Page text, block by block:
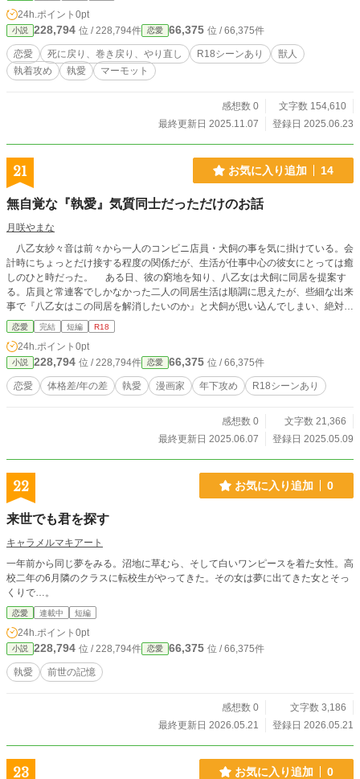
叶えるべく、彼を助けていく。 ○執愛系の作品（これはもう
譲れません）。 ○R18要素強めの作品ですので、苦手な人は
ご注意を。
24h.ポイント 0pt
小説 228,794 位 / 228,794件 恋愛 66,375 位 / 66,375件
恋愛 死に戻り、巻き戻り、やり直し R18シーンあり
獣人
執着攻め
執愛 マーモット
感想数 0
文字数 154,610
最終更新日 2025.11.07
登録日 2025.06.23
21 お気に入り追加 14
無自覚な『執愛』気質同士だっただけのお話
月咲やまな
八乙女紗々音は前々から一人のコンビニ店員・犬飼の事を気に掛けている。会
計時にちょっとだけ接する程度の関係だが、生活が仕事中心の彼女にとっては癒
しのひと時だった。 ある日、彼の窮地を知り、八乙女は犬飼に同居を提案す
る。店員と常連客でしかなかった二人の同居生活は順調に思えたが、些細な出来
事で『八乙女はこの同居を解消したいのか』と犬飼が思い込んでしまい、絶対に
それを避けたいが故に彼は暴走してしまう。 ○執愛気質×執愛気質なお二人の
お話です。 ○『執愛気質の男性に全てを奪われるだけのお話』などと同系のタ
イトルですが関連はありません。ノリは同じですけど。
恋愛 完結 短編 R18
24h.ポイント 0pt
小説 228,794 位 / 228,794件 恋愛 66,375 位 / 66,375件
恋愛 体格差/年の差 執愛 漫画家 年下攻め R18シーンあり
感想数 0
文字数 21,366
最終更新日 2025.06.07
登録日 2025.05.09
22 お気に入り追加 0
来世でも君を探す
キャラメルマキアート
一年前から同じ夢をみる。沼地に草むら、そして白いワンピースを着た女性。高
校二年の6月隣のクラスに転校生がやってきた。その女は夢に出てきた女とそっ
くりで…。
恋愛 連載中 短編
24h.ポイント 0pt
小説 228,794 位 / 228,794件 恋愛 66,375 位 / 66,375件
執愛 前世の記憶
感想数 0
文字数 3,186
最終更新日 2026.05.21
登録日 2026.05.21
23 お気に入り追加 0